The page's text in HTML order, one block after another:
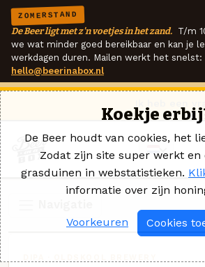
ZOMERSTAND
De Beer ligt met z'n voetjes in het zand. T/m
we wat minder goed bereikbaar en kan je
werkdagen duren. Mailen werkt het snelst:
hello@beerinabox.nl
Koekje
De Beer houdt van cookies, het
Zodat zijn site super werkt en
grasduinen in webstatistieken.
informatie over zijn
Voorkeuren Cookies